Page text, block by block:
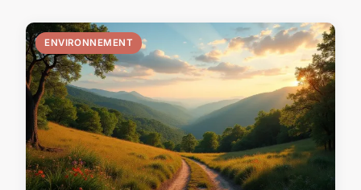
ENVIRONNEMENT